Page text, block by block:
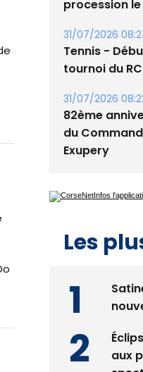
procession le
31/07/2026
Tennis -
tournoi du
31/07/2026
82ème
du
Exupery
Les
aux